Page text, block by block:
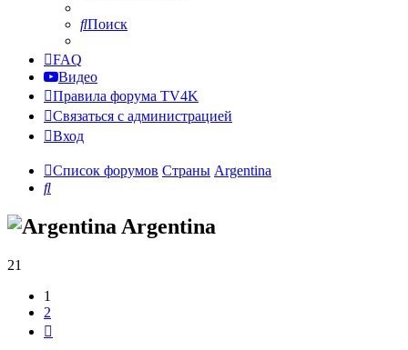
Поиск
FAQ
Видео
Правила форума TV4K
Связаться с администрацией
Вход
Список форумов Страны Argentina
Поиск
Argentina
21
1
2